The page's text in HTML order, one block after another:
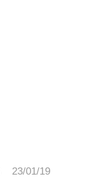
23/01/19